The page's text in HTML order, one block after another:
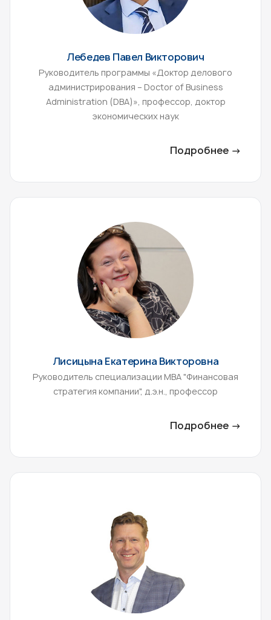
Лебедев Павел Викторович
Руководитель программы «Доктор делового
администрирования – Doctor of Business
Administration (DВА)», профессор, доктор
экономических наук
Подробнее →
Лисицына Екатерина Викторовна
Руководитель специализации МВА "Финансовая
стратегия компании", д.э.н., профессор
Подробнее →